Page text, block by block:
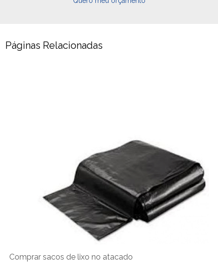
Páginas Relacionadas
Comprar sacos de lixo no atacado